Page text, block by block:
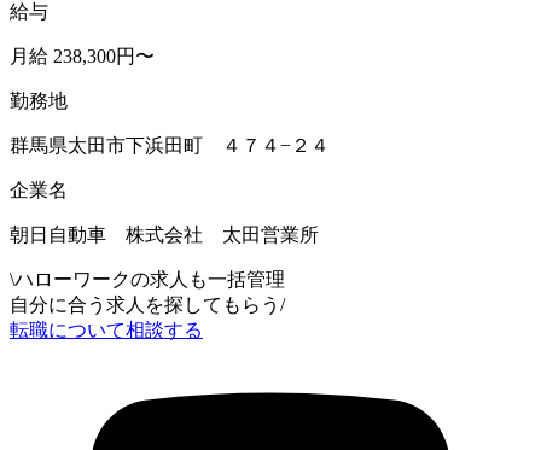
給与
月給 238,300円〜
勤務地
群馬県太田市下浜田町 ４７４−２４
企業名
朝日自動車 株式会社 太田営業所
\ハローワークの求人も一括管理
自分に合う求人を探してもらう /
転職について相談する